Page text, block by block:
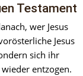
Testament
wer Jesus
Jesus
sich ihr
entzogen.